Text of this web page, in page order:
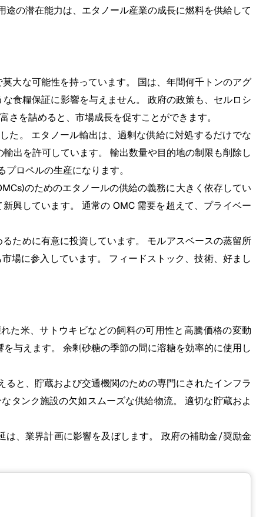
の潜在能力は、エタノール産業の成長に燃料を供給して
大な可能性を持っています。 国は、年間何千トンのアグ
食糧保証に影響を与えません。 政府の政策も、セルロシ
を詰めると、市場成長を促すことができます。
た。 エタノール輸出は、過剰な供給に対処するだけでな
出を許可しています。 輸出数量や目的地の制限も削除し
ロペルの生産になります。
のためのエタノールの供給の義務に大きく依存してい
興しています。 通常の OMC 需要を超えて、プライベー
ために有意に投資しています。 モルアスベースの蒸留所
場に参入しています。 フィードストック、技術、好まし
た米、サトウキビなどの飼料の可用性と高騰価格の変動
与えます。 余剰砂糖の季節の間に溶糖を効率的に使用し
と、貯蔵および交通機関のための専門にされたインフラ
タンク施設の欠如スムーズな供給物流。 適切な貯蔵およ
、業界計画に影響を及ぼします。 政府の補助金/奨励金